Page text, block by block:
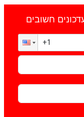
חשובים